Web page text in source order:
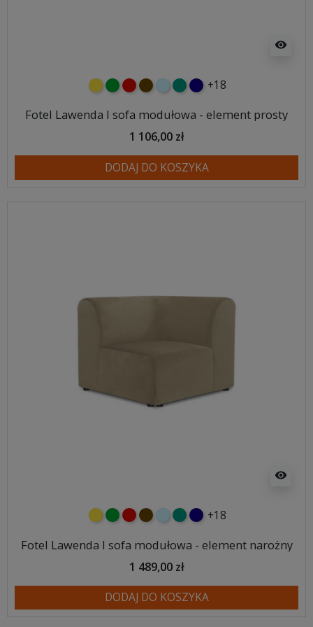
visibility
żółtyzielonyczerwony
czekoladowy
błękitnyturkusowy
granatowy
+18
Fotel Lawenda I sofa modułowa - element prosty
1 106,00 zł
DODAJ DO KOSZYKA
visibility
żółtyzielonyczerwony
czekoladowy
błękitnyturkusowy
granatowy
+18
Fotel Lawenda I sofa modułowa - element narożny
1 489,00 zł
DODAJ DO KOSZYKA